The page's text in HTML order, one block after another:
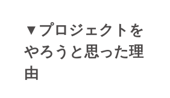
▼プロジェクトを
やろうと思った理
由